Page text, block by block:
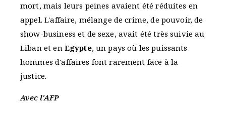
mort, mais leurs peines avaient été réduites en
appel. L'affaire, mélange de crime, de pouvoir, de
show-business et de sexe, avait été très suivie au
Liban et en Egypte, un pays où les puissants
hommes d'affaires font rarement face à la
justice.
Avec l'AFP